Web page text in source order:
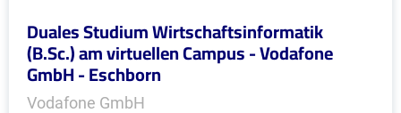
Duales Studium Wirtschaftsinformatik
(B.Sc.) am virtuellen Campus - Vodafone
GmbH - Eschborn
Vodafone GmbH